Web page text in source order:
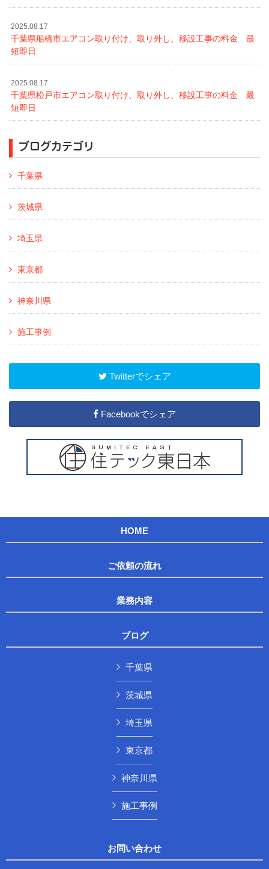
2025.08.17
千葉県船橋市エアコン取り付け、取り外し、移設工事の料金 最
短即日
2025.08.17
千葉県松戸市エアコン取り付け、取り外し、移設工事の料金 最
短即日
ブログカテゴリ
千葉県
茨城県
埼玉県
東京都
神奈川県
施工事例
Twitterでシェア
Facebookでシェア
HOME
ご依頼の流れ
業務内容
ブログ
千葉県
茨城県
埼玉県
東京都
神奈川県
施工事例
お問い合わせ